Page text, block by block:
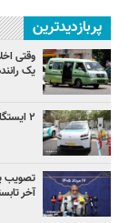
پربازدیدترین
وقتی
یک
۲ ایستگاه شارژ تاکسی‌های برقی در آستانه بهره‌برداری
آخر